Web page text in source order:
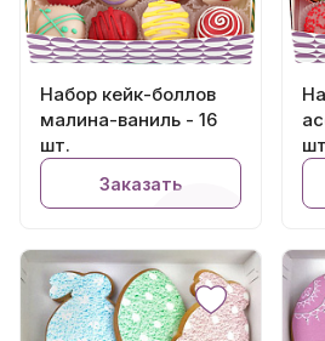
Набор кейк-боллов
малина-ваниль - 16
шт.
Заказать